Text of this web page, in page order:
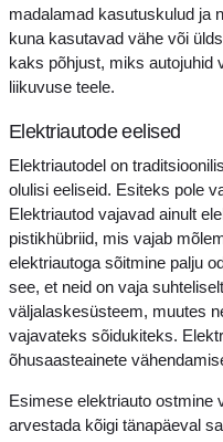
madalamad kasutuskulud ja
kuna kasutavad vähe või
kaks põhjust, miks autojuhid
liikuvuse teele.
Elektriautode eelised
Elektriautodel on
olulisi eeliseid. Esiteks pole
Elektriautod vajavad ainult
pistikhübriid, mis vajab
elektriautoga sõitmine palju
see, et neid on vaja
väljalaskesüsteem, muutes
vajavateks sõidukiteks.
õhusaasteainete
Esimese elektriauto ostmine
arvestada kõigi tänapäeval